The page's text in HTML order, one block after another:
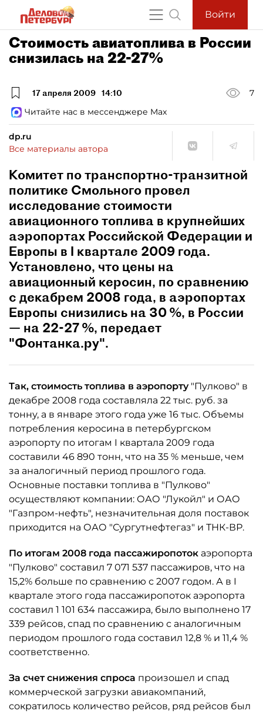
Войти
Стоимость авиатоплива в России
снизилась на 22-27%
17 апреля 2009 14:10
7
Читайте нас в мессенджере Max
dp.ru
Все материалы автора
Комитет по транспортно-транзитной
политике Смольного провел
исследование стоимости
авиационного топлива в крупнейших
аэропортах Российской Федерации и
Европы в I квартале 2009 года.
Установлено, что цены на
авиационный керосин, по сравнению
с декабрем 2008 года, в аэропортах
Европы снизились на 30 %, в России
— на 22-27 %, передает
"Фонтанка.ру".
Так, стоимость топлива в аэропорту "Пулково" в
декабре 2008 года составляла 22 тыс. руб. за
тонну, а в январе этого года уже 16 тыс. Объемы
потребления керосина в петербургском
аэропорту по итогам I квартала 2009 года
составили 46 890 тонн, что на 35 % меньше, чем
за аналогичный период прошлого года.
Основные поставки топлива в "Пулково"
осуществляют компании: ОАО "Лукойл" и ОАО
"Газпром-нефть", незначительная доля поставок
приходится на ОАО "Сургутнефтегаз" и ТНК-ВР.
По итогам 2008 года пассажиропоток аэропорта
"Пулково" составил 7 071 537 пассажиров, что на
15,2% больше по сравнению с 2007 годом. А в I
квартале этого года пассажиропоток аэропорта
составил 1 101 634 пассажира, было выполнено 17
339 рейсов, спад по сравнению с аналогичным
периодом прошлого года составил 12,8 % и 11,4 %
соответственно.
За счет снижения спроса произошел и спад
коммерческой загрузки авиакомпаний,
сократилось количество рейсов, ряд рейсов был